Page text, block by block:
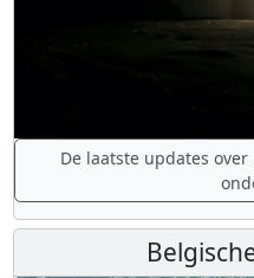
De laatste updates